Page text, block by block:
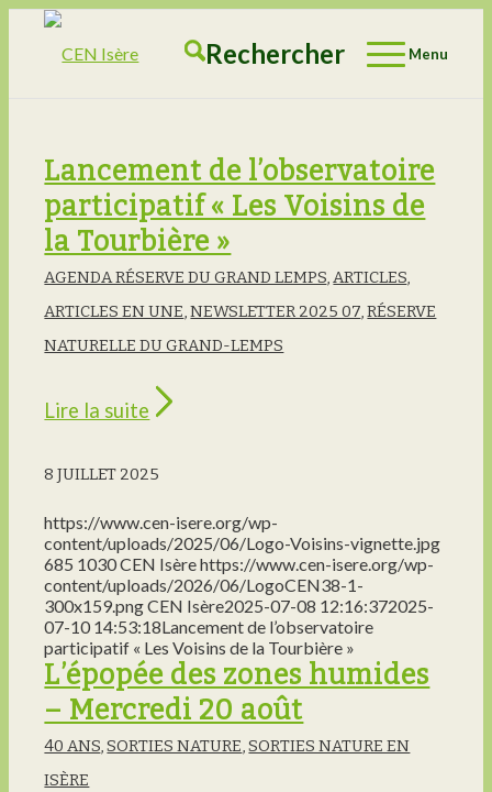
Rechercher Menu
Lancement de l’observatoire
participatif « Les Voisins de
la Tourbière »
AGENDA RÉSERVE DU GRAND LEMPS,ARTICLES,
ARTICLES EN UNE,NEWSLETTER 2025 07,RÉSERVE
NATURELLE DU GRAND-LEMPS
Lire la suite
8 JUILLET 2025
https://www.cen-isere.org/wp-
content/uploads/2025/06/Logo-Voisins-vignette.jpg
685 1030CEN Isèrehttps://www.cen-isere.org/wp-
content/uploads/2026/06/LogoCEN38-1-
300x159.pngCEN Isère2025-07-08 12:16:372025-
07-10 14:53:18Lancement de l’observatoire
participatif « Les Voisins de la Tourbière »
L’épopée des zones humides
– Mercredi 20 août
40 ANS,SORTIES NATURE,SORTIES NATURE EN
ISÈRE